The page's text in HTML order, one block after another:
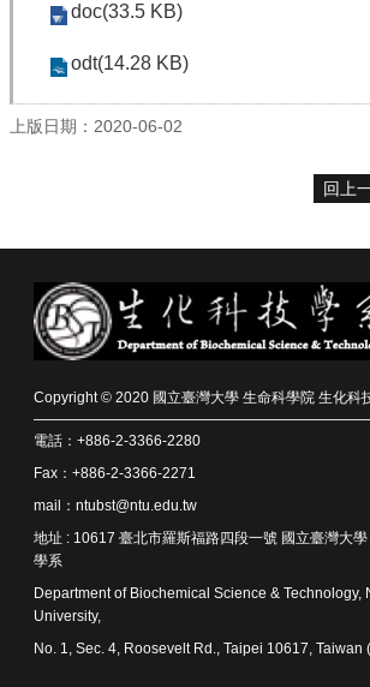
常
用
載
捐
款
專
區
回
頁
臺
大
首
頁
生
doc(33.5 KB)
odt(14.28 KB)
上版日期：2020-06-02
回上
Copyright © 2020 國立臺灣大學 生命科學院 生化科
電話：+886-2-3366-2280
Fax：+886-2-3366-2271
mail：ntubst@ntu.edu.tw
地址 : 10617 臺北市羅斯福路四段一號 國立臺灣大
學系
Department of Biochemical Science & Technology,
University,
No. 1, Sec. 4, Roosevelt Rd., Taipei 10617, Taiwan